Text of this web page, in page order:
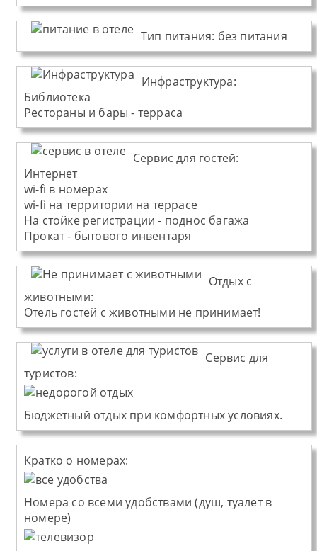
Тип питания: без питания
Инфраструктура:
Библиотека
Рестораны и бары - терраса
Cервис для гостей:
Интернет
wi-fi в номерах
wi-fi на территории на террасе
На стойке регистрации - поднос багажа
Прокат - бытового инвентаря
Отдых с
животными:
Отель гостей с животными не принимает!
Сервис для
туристов:
Бюджетный отдых при комфортных условиях.
Кратко о номерах:
Номера со всеми удобствами (душ, туалет в
номере)